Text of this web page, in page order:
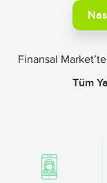
Finansal
Tüm